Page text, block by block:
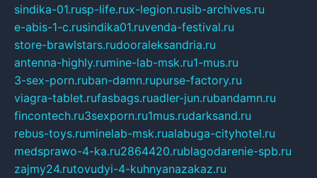
sindika-01.rusp-life.rux-legion.rusib-archives.ru
e-abis-1-c.rusindika01.ruvenda-festival.ru
store-brawlstars.rudooraleksandria.ru
antenna-highly.rumine-lab-msk.ru1-mus.ru
3-sex-porn.ruban-damn.rupurse-factory.ru
viagra-tablet.rufasbags.ruadler-jun.rubandamn.ru
fincontech.ru3sexporn.ru1mus.rudarksand.ru
rebus-toys.ruminelab-msk.rualabuga-cityhotel.ru
medsprawo-4-ka.ru2864420.rublagodarenie-spb.ru
zajmy24.rutovudyi-4-kuhnyanazakaz.ru